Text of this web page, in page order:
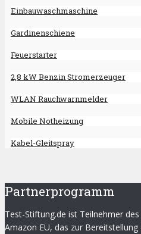
Einbauwaschmaschine
Gardinenschiene
Feuerstarter
2,8 kW Benzin Stromerzeuger
WLAN Rauchwarnmelder
Mobile Notheizung
Kabel-Gleitspray
Partnerprogramm
Test-Stiftung.de ist Teilnehmer
Amazon EU, das zur